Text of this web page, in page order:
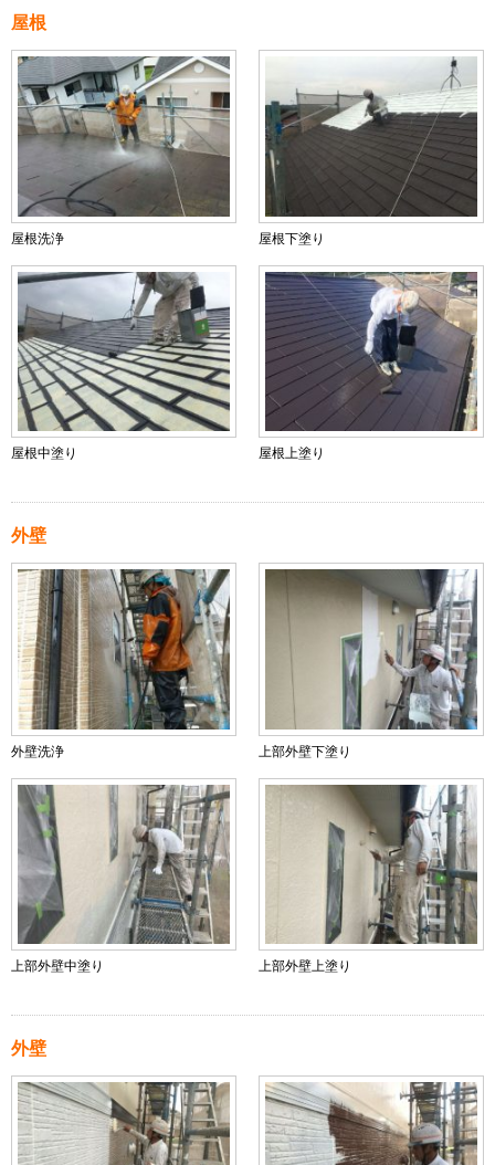
屋根
屋根洗浄 屋根下塗り
屋根中塗り 屋根上塗り
外壁
外壁洗浄 上部外壁下塗り
上部外壁中塗り 上部外壁上塗り
外壁